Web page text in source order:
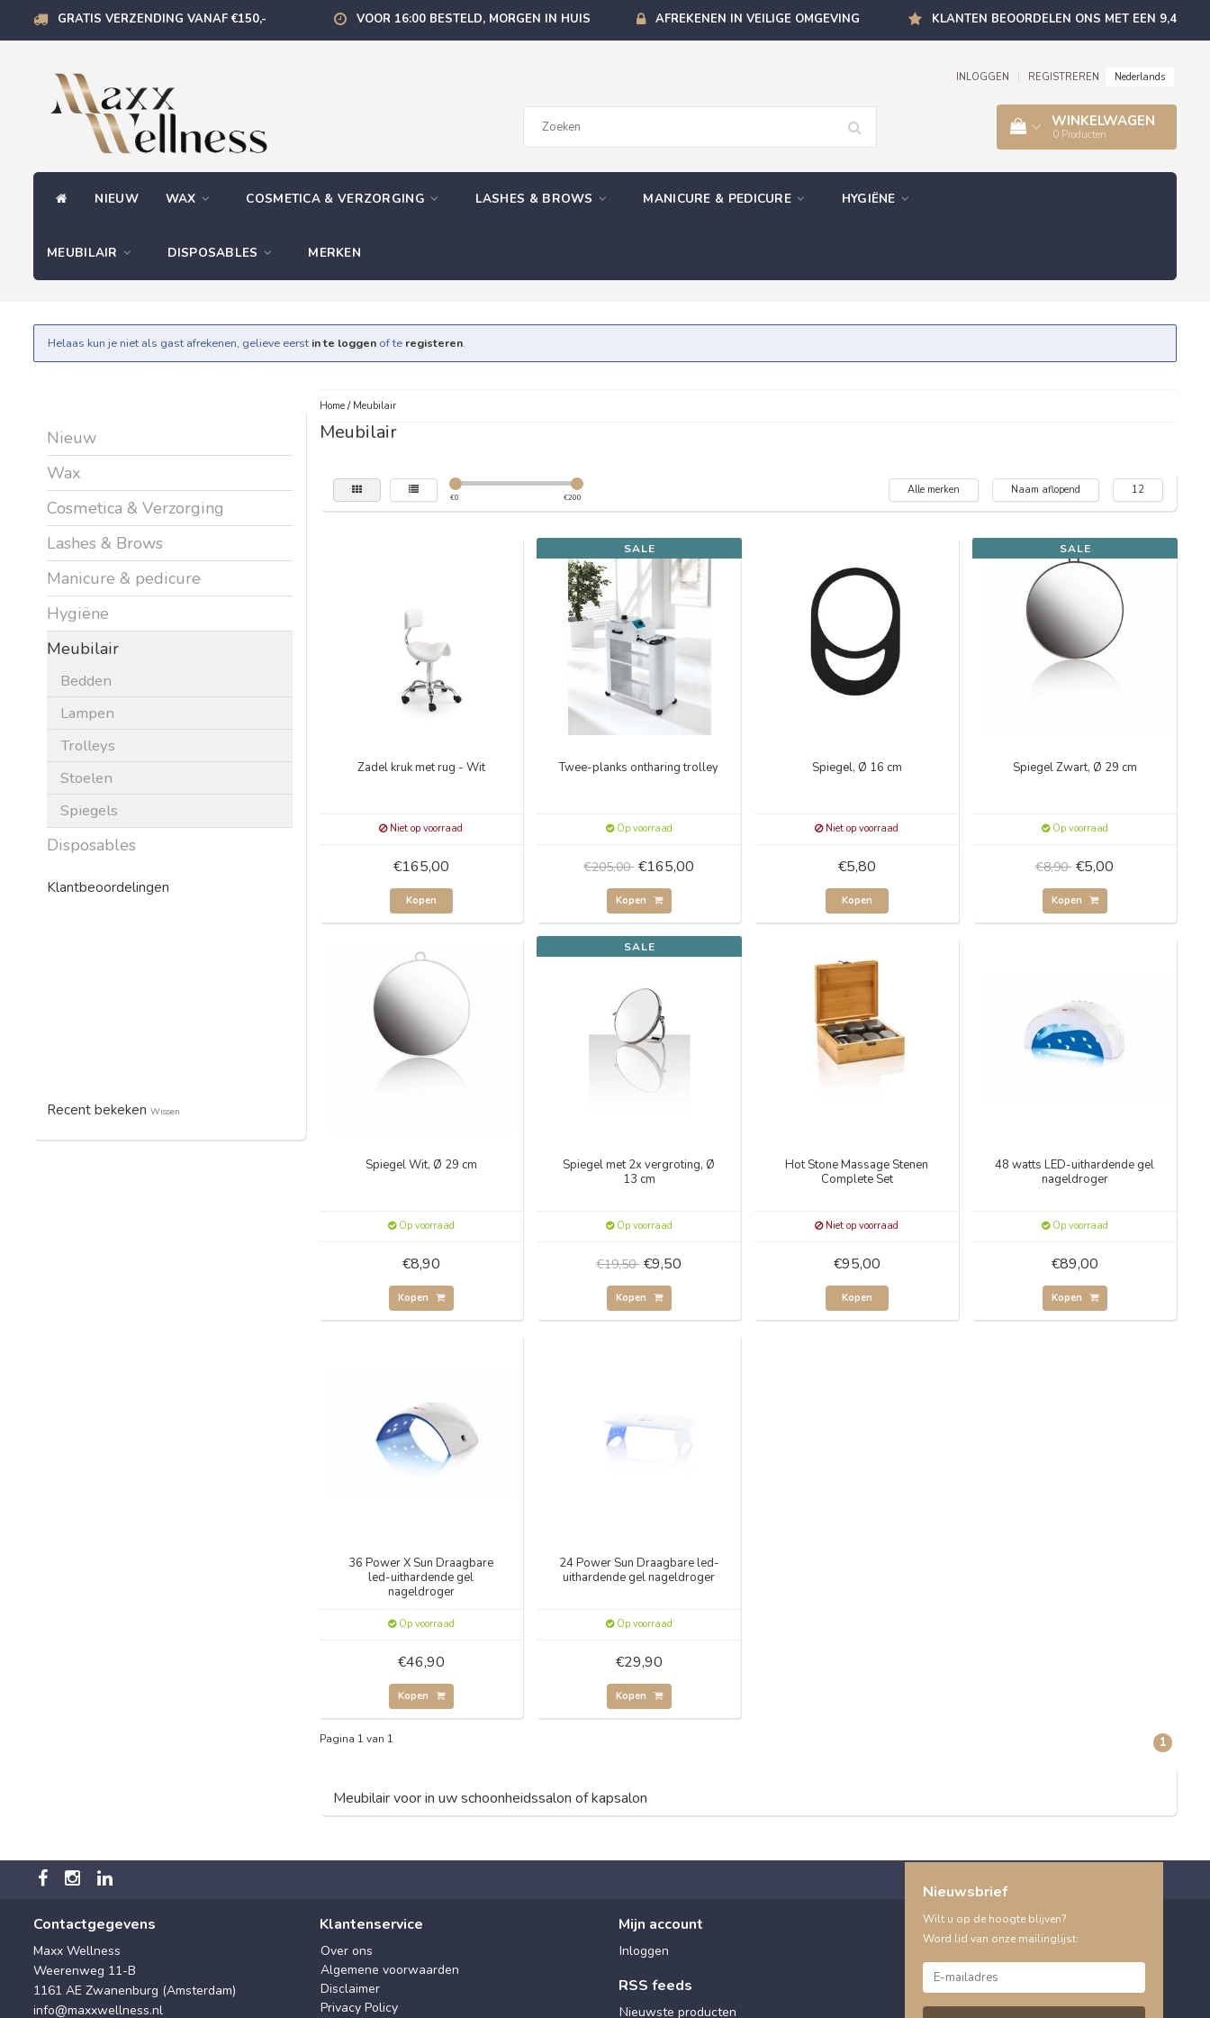
GRATIS VERZENDING VANAF €150,- VOOR 16:00 BESTELD, MORGEN IN HUIS AFREKENEN IN VEILIGE OMGEVING KLANTEN BEOORDELEN ONS MET EEN 9,4
INLOGGEN REGISTREREN Nederlands
WINKELWAGEN
0 Producten
NIEUW WAX COSMETICA & VERZORGING LASHES & BROWS MANICURE & PEDICURE HYGIËNE
MEUBILAIR DISPOSABLES MERKEN
Helaas kun je niet als gast afrekenen, gelieve eerst in te loggen of te registeren.
Nieuw
Wax
Cosmetica & Verzorging
Lashes & Brows
Manicure & pedicure
Hygiëne
Meubilair
Bedden
Lampen
Trolleys
Stoelen
Spiegels
Disposables
Klantbeoordelingen
Recent bekeken Wissen
Home/ Meubilair
Meubilair
€0 €200
Alle merken Naam aflopend 12
Zadel kruk met rug - Wit
Niet op voorraad
€165,00
Kopen
SALE
Twee-planks ontharing trolley
Op voorraad
€205,00 €165,00
Kopen
Spiegel, Ø 16 cm
Niet op voorraad
€5,80
Kopen
SALE
Spiegel Zwart, Ø 29 cm
Op voorraad
€8,90 €5,00
Kopen
Spiegel Wit, Ø 29 cm
Op voorraad
€8,90
Kopen
SALE
Spiegel met 2x vergroting, Ø
13 cm
Op voorraad
€19,50 €9,50
Kopen
Hot Stone Massage Stenen
Complete Set
Niet op voorraad
€95,00
Kopen
48 watts LED-uithardende gel
nageldroger
Op voorraad
€89,00
Kopen
36 Power X Sun Draagbare
led-uithardende gel
nageldroger
Op voorraad
€46,90
Kopen
24 Power Sun Draagbare led-
uithardende gel nageldroger
Op voorraad
€29,90
Kopen
Pagina 1 van 1 1
Meubilair voor in uw schoonheidssalon of kapsalon
Contactgegevens
Maxx Wellness
Weerenweg 11-B
1161 AE Zwanenburg (Amsterdam)
info@maxxwellness.nl
Klantenservice
Over ons
Algemene voorwaarden
Disclaimer
Privacy Policy
Mijn account
Inloggen
RSS feeds
Nieuwste producten
Nieuwsbrief
Wilt u op de hoogte blijven?
Word lid van onze mailinglijst: